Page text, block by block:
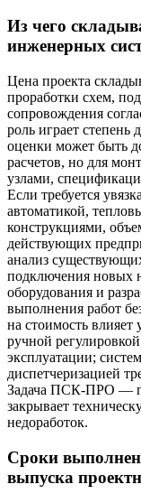
Из чего
инженерных
Цена проекта
проработки схем,
сопровождения
роль играет степень
оценки может быть
расчетов, но для
узлами,
Если требуется
автоматикой,
конструкциями,
действующих
анализ
подключения новых
оборудования и
выполнения работ
на стоимость влияет
ручной
эксплуатации;
диспетчеризацией
Задача ПСК-ПРО —
закрывает
недоработок.
Сроки
выпуска